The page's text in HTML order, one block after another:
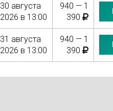
30 августа
2026 в 13:00
940 — 1
390
31 августа
2026 в 13:00
940 — 1
390